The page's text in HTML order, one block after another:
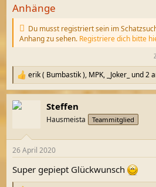
Anhänge
Du musst registriert sein im
Anhang zu sehen. Registriere dich bitte
R
e
a
k
e
:
erik ( Bumbastik ), MPK, _Joker_ und 2
Steffen
Hausmeista Teammitglied
26 April 2020
Super gepiept Glückwunsch